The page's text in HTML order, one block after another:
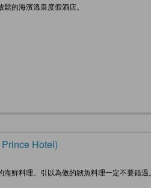
的海濱溫泉度假酒店。
Hotel)
鮮料理。引以為傲的韌魚料理一定不要錯過。